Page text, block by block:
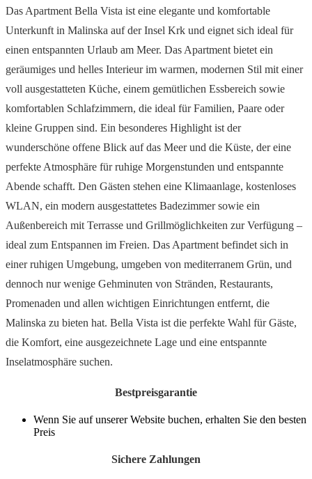
Das Apartment Bella Vista ist eine elegante und komfortable
Unterkunft in Malinska auf der Insel Krk und eignet sich ideal für
einen entspannten Urlaub am Meer. Das Apartment bietet ein
geräumiges und helles Interieur im warmen, modernen Stil mit einer
voll ausgestatteten Küche, einem gemütlichen Essbereich sowie
komfortablen Schlafzimmern, die ideal für Familien, Paare oder
kleine Gruppen sind. Ein besonderes Highlight ist der
wunderschöne offene Blick auf das Meer und die Küste, der eine
perfekte Atmosphäre für ruhige Morgenstunden und entspannte
Abende schafft. Den Gästen stehen eine Klimaanlage, kostenloses
WLAN, ein modern ausgestattetes Badezimmer sowie ein
Außenbereich mit Terrasse und Grillmöglichkeiten zur Verfügung –
ideal zum Entspannen im Freien. Das Apartment befindet sich in
einer ruhigen Umgebung, umgeben von mediterranem Grün, und
dennoch nur wenige Gehminuten von Stränden, Restaurants,
Promenaden und allen wichtigen Einrichtungen entfernt, die
Malinska zu bieten hat. Bella Vista ist die perfekte Wahl für Gäste,
die Komfort, eine ausgezeichnete Lage und eine entspannte
Inselatmosphäre suchen.
Bestpreisgarantie
Wenn Sie auf unserer Website buchen, erhalten Sie den besten
Preis
Sichere Zahlungen